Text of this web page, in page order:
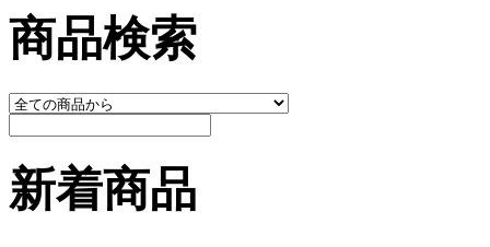
商品検索
新着商品